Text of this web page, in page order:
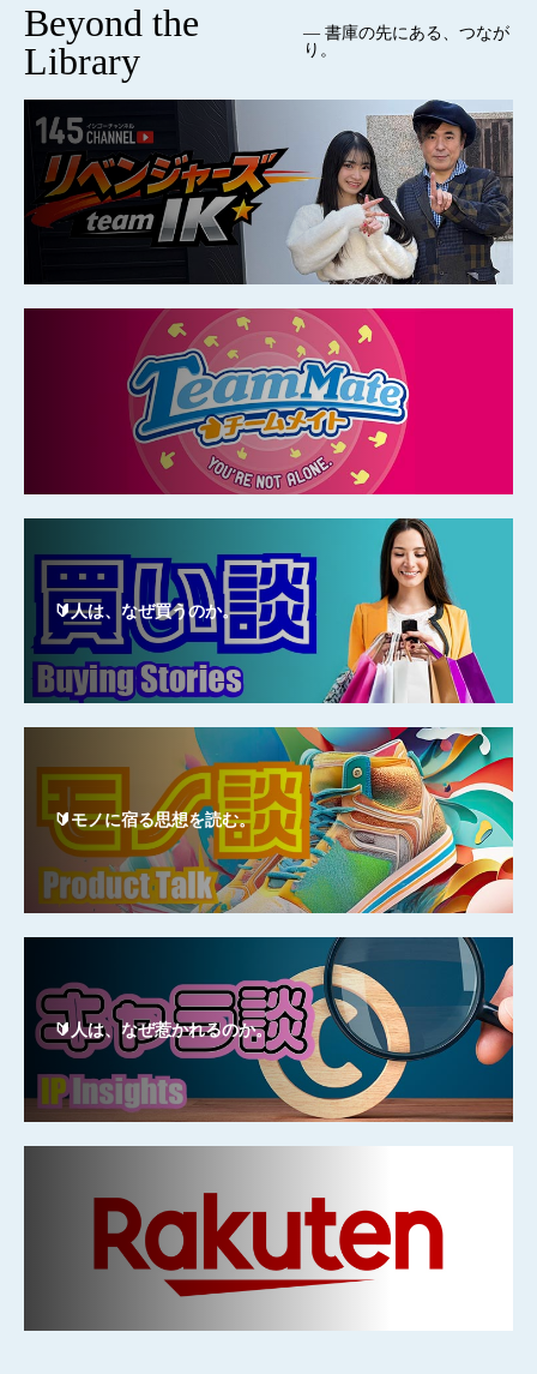
Beyond the
Library
— 書庫の先にある、つなが
り。
🔰人は、なぜ買うのか。
🔰モノに宿る思想を読む。
🔰人は、なぜ惹かれるのか。